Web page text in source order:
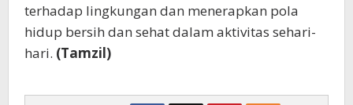
terhadap lingkungan dan menerapkan pola
hidup bersih dan sehat dalam aktivitas sehari-
hari. (Tamzil)